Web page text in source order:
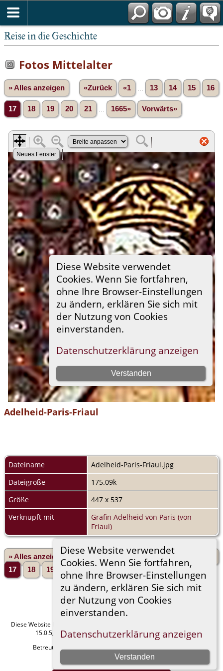
Reise in die Geschichte
Diese Website verwendet
Cookies. Wenn Sie fortfahren,
ohne Ihre Browser-Einstellungen
zu ändern, erklären Sie sich mit
der Nutzung von Cookies
einverstanden.
Datenschutzerklärung anzeigen
Verstanden
Fotos Mittelalter
» Alles anzeigen «Zurück «1 13 14 15 16
17 18 19 20 21 1665» Vorwärts»
Adelheid-Paris-Friaul
Dateiname
Adelheid-Paris-Friaul.jpg
Dateigröße
175.09k
Größe
447 x 537
Verknüpft mit
Gräfin Adelheid von Paris (von
Friaul)
» Alles anzeigen
17
18 19 20 21 Vorwärts»
Diese Website läuft mit
15.0.5, programmiert von Darrin Lythgoe © 2001-2026.
Betreut von
Impressum